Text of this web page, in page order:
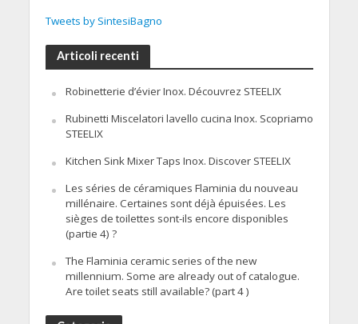
Tweets by SintesiBagno
Articoli recenti
Robinetterie d’évier Inox. Découvrez STEELIX
Rubinetti Miscelatori lavello cucina Inox. Scopriamo
STEELIX
Kitchen Sink Mixer Taps Inox. Discover STEELIX
Les séries de céramiques Flaminia du nouveau
millénaire. Certaines sont déjà épuisées. Les
sièges de toilettes sont-ils encore disponibles
(partie 4) ?
The Flaminia ceramic series of the new
millennium. Some are already out of catalogue.
Are toilet seats still available? (part 4 )